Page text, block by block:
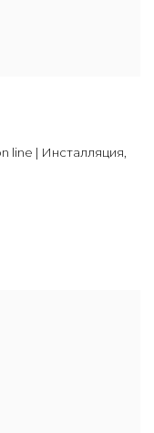
line | Инсталляция,